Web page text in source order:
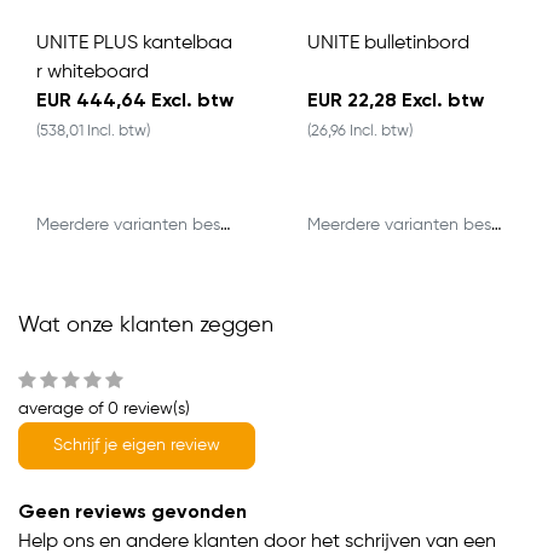
UNITE PLUS kantelbaa
r whiteboard
EUR 444,64 Excl. btw
(538,01 Incl. btw)
Meerdere varianten beschikbaar
UNITE bulletinbord
EUR 22,28 Excl. btw
(26,96 Incl. btw)
Meerdere varianten beschikbaar
Wat onze klanten zeggen
average of 0 review(s)
Schrijf je eigen review
Geen reviews gevonden
Help ons en andere klanten door het schrijven van een